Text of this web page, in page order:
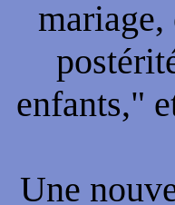
enfants,"
Une